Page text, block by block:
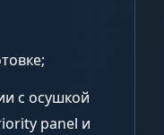
с осушкой
panel и